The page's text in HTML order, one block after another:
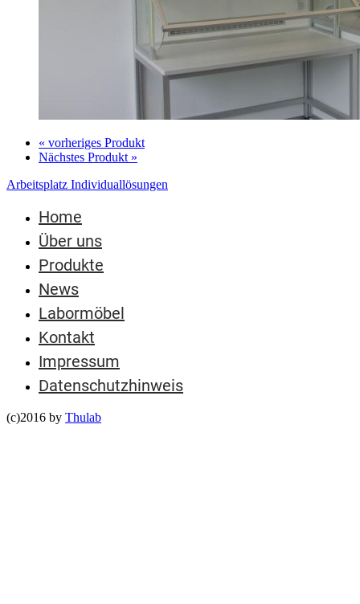
« vorheriges Produkt
Nächstes Produkt »
Arbeitsplatz Individuallösungen
Home
Über uns
Produkte
News
Labormöbel
Kontakt
Impressum
Datenschutzhinweis
(c)2016 by Thulab